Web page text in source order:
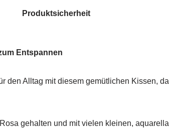
Produktsicherheit
Entspannen
den Alltag mit diesem gemütlichen Kissen,
gehalten und mit vielen kleinen,